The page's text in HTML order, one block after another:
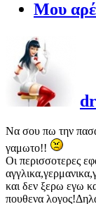
Μου
Να σου πω την
γαμωτο!!
Οι περισσοτερες
και δεν ξερω εγω
πουθενα